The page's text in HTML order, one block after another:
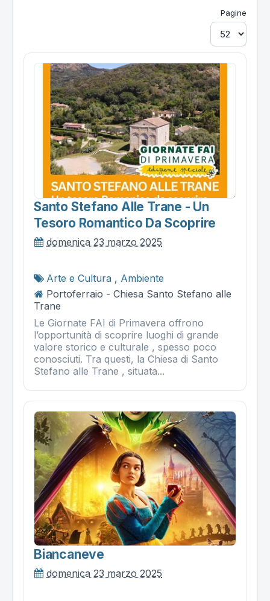
Pagine
Santo Stefano Alle Trane - Un
Tesoro Romantico Da Scoprire
domenica 23 marzo 2025
Arte e Cultura , Ambiente
Portoferraio - Chiesa Santo Stefano alle
Trane
Le Giornate FAI di Primavera offrono
l’opportunità di scoprire luoghi di grande
valore storico e culturale , spesso poco
conosciuti. Tra questi, la Chiesa di Santo
Stefano alle Trane , situata...
Biancaneve
domenica 23 marzo 2025